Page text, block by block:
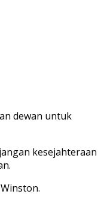
dewan untuk
kesejahteraan